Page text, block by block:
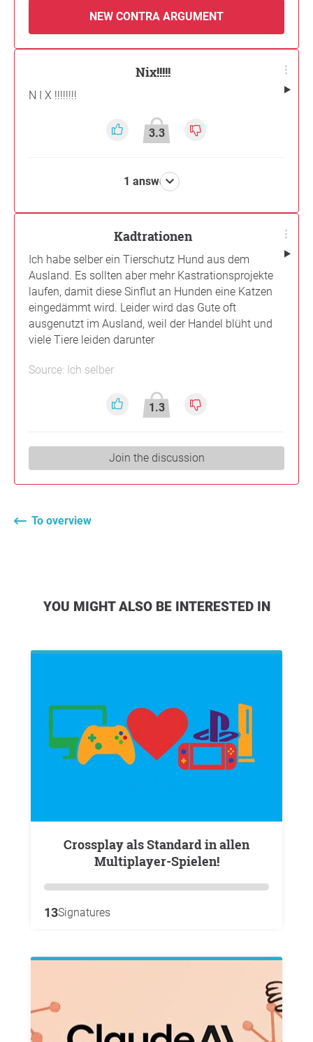
NEW CONTRA ARGUMENT
Nix!!!!!
N I X !!!!!!!!
3.3
1 answer
Kadtrationen
Ich habe selber ein Tierschutz Hund aus dem
Ausland. Es sollten aber mehr Kastrationsprojekte
laufen, damit diese Sinflut an Hunden eine Katzen
eingedämmt wird. Leider wird das Gute oft
ausgenutzt im Ausland, weil der Handel blüht und
viele Tiere leiden darunter
Source: Ich selber
1.3
Join the discussion
To overview
YOU MIGHT ALSO BE INTERESTED IN
Crossplay als Standard in allen
Multiplayer-Spielen!
13Signatures